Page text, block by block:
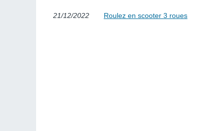
21/12/2022 Roulez en scooter 3 roues